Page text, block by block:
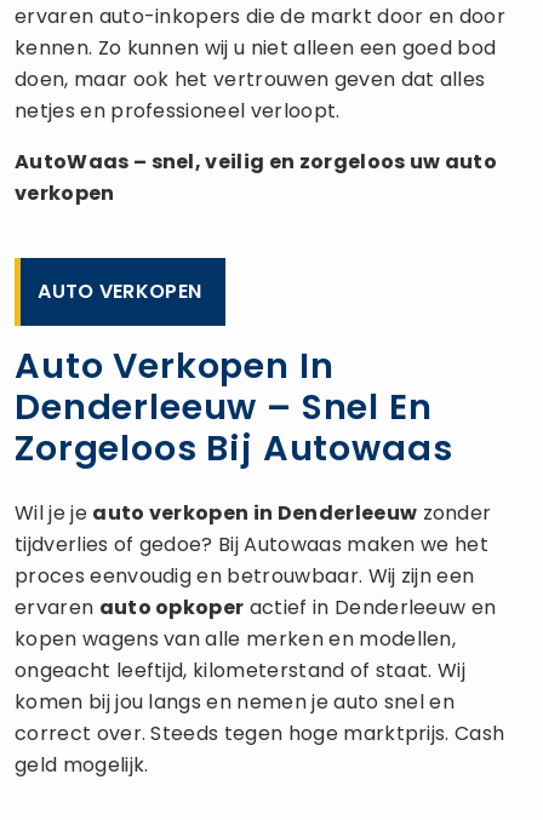
ervaren auto-inkopers die de markt door en door
kennen. Zo kunnen wij u niet alleen een goed bod
doen, maar ook het vertrouwen geven dat alles
netjes en professioneel verloopt.
AutoWaas – snel, veilig en zorgeloos uw auto
verkopen
AUTO VERKOPEN
Auto Verkopen In
Denderleeuw – Snel En
Zorgeloos Bij Autowaas
Wil je je auto verkopen in Denderleeuw zonder
tijdverlies of gedoe? Bij Autowaas maken we het
proces eenvoudig en betrouwbaar. Wij zijn een
ervaren auto opkoper actief in Denderleeuw en
kopen wagens van alle merken en modellen,
ongeacht leeftijd, kilometerstand of staat. Wij
komen bij jou langs en nemen je auto snel en
correct over. Steeds tegen hoge marktprijs. Cash
geld mogelijk.